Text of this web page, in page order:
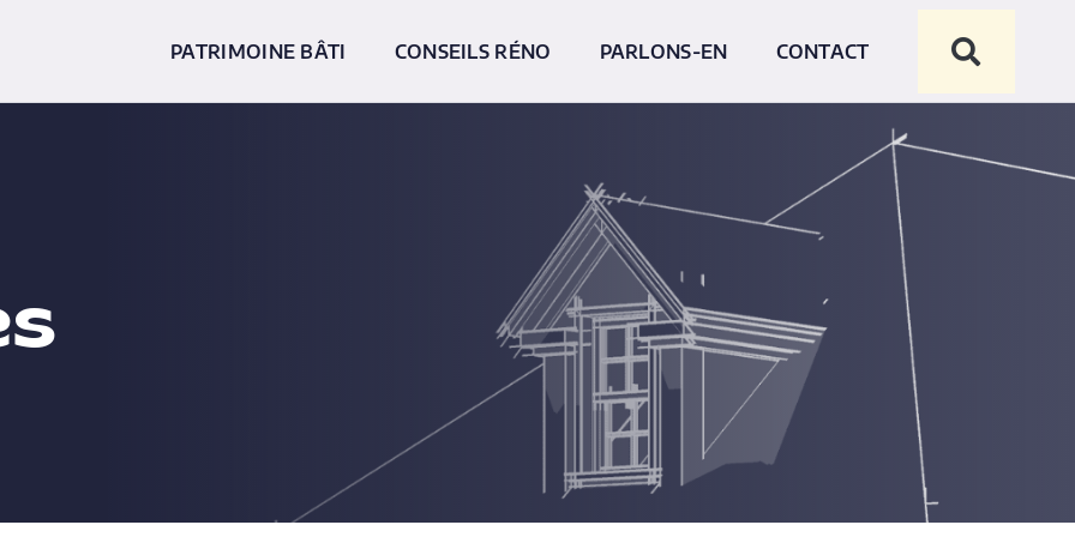
PATRIMOINE BÂTI CONSEILS RÉNO PARLONS-EN CONTACT